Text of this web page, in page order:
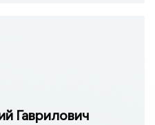
Гаврилович